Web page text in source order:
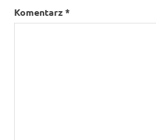
Komentarz*